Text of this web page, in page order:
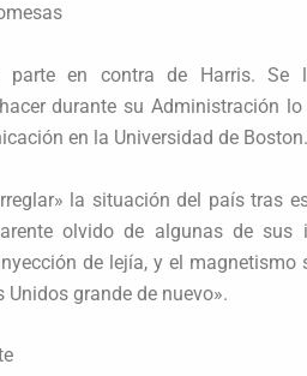
parte en contra de Harris. Se
durante su Administración lo
en la Universidad de Boston.
la situación del país tras
olvido de algunas de sus
de lejía, y el magnetismo
grande de nuevo».